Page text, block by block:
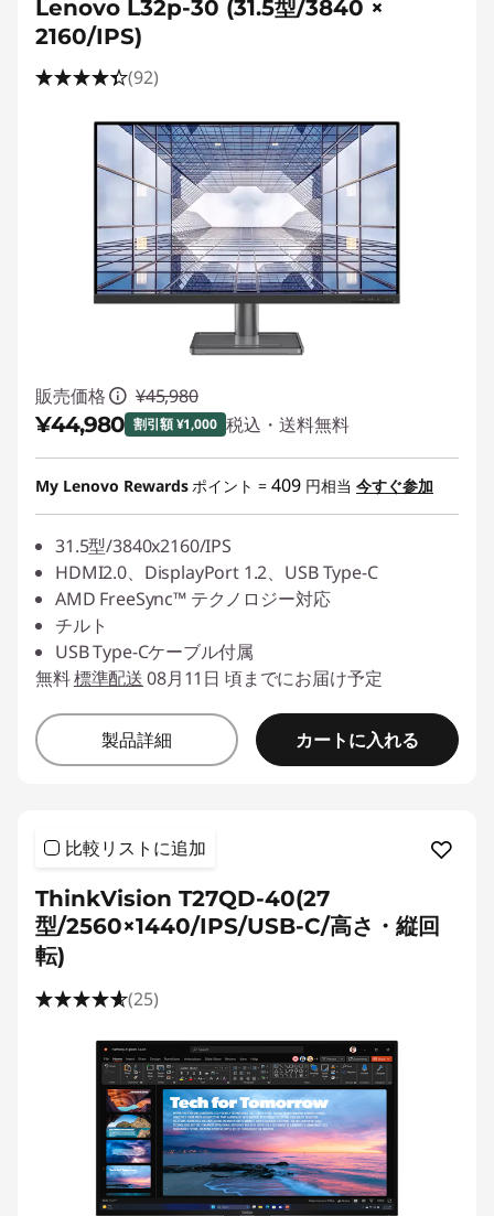
Lenovo L32p-30 (31.5型/3840 ×
2160/IPS)
(92)
販売価格 ¥45,980
¥44,980 割引額 ¥1,000 税込・送料無料
特別割引 :-¥1,000
My Lenovo Rewardsポイント = 409 円相当 今すぐ参加
31.5型/3840x2160/IPS
HDMI2.0、DisplayPort 1.2、USB Type-C
AMD FreeSync™ テクノロジー対応
チルト
USB Type-Cケーブル付属
無料標準配送08月11日 頃までにお届け予定
製品詳細 カートに入れる
比較リストに追加
ThinkVision T27QD-40(27
型/2560×1440/IPS/USB-C/高さ・縦回
転)
(25)